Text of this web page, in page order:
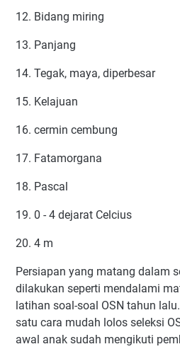
12. Bidang miring
13. Panjang
14. Tegak, maya, diperbesar
15. Kelajuan
16. cermin cembung
17. Fatamorgana
18. Pascal
19. 0 - 4 dejarat Celcius
20. 4 m
Persiapan yang matang dalam
dilakukan seperti mendalami
latihan soal-soal OSN tahun
satu cara mudah lolos seleksi
awal anak sudah mengikuti